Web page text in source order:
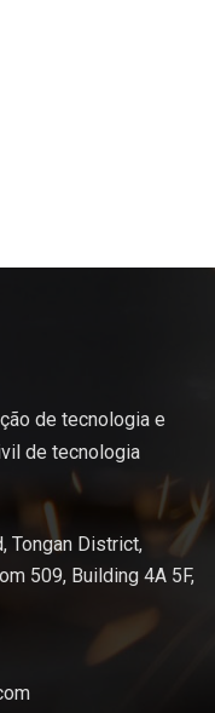
de tecnologia e
de tecnologia
Tongan District,
509, Building 4A 5F,